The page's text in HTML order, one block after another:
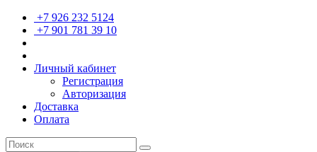
+7 926 232 5124
+7 901 781 39 10
Личный кабинет
Регистрация
Авторизация
Доставка
Оплата